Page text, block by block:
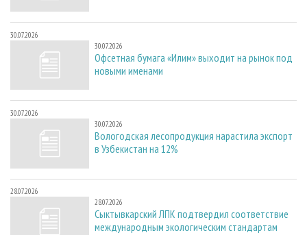
30.07.2026
30.07.2026
Офсетная бумага «Илим» выходит на рынок под
новыми именами
30.07.2026
30.07.2026
Вологодская лесопродукция нарастила экспорт
в Узбекистан на 12%
28.07.2026
28.07.2026
Сыктывкарский ЛПК подтвердил соответствие
международным экологическим стандартам